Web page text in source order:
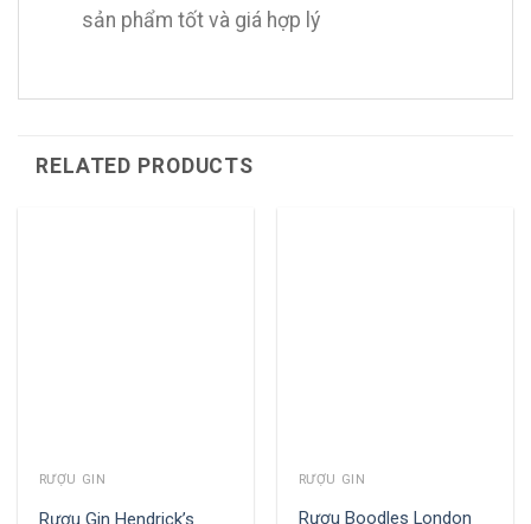
sản phẩm tốt và giá hợp lý
RELATED PRODUCTS
RƯỢU GIN
Rượu Gin Hendrick’s
RƯỢU GIN
Rượu Boodles London